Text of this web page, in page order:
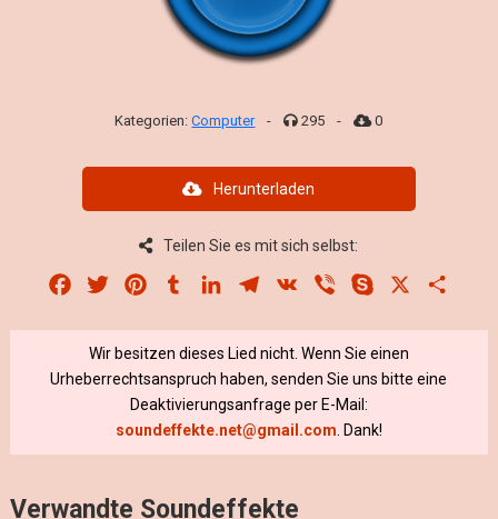
Kategorien:Computer - 295 - 0
Herunterladen
Teilen Sie es mit sich selbst:
Facebook
Twitter PinterestTumblrLinkedInTelegram
VK Viber Skype
Wir besitzen dieses Lied nicht. Wenn Sie einen
Urheberrechtsanspruch haben, senden Sie uns bitte eine
Deaktivierungsanfrage per E-Mail:
soundeffekte.net@gmail.com . Dank!
Verwandte Soundeffekte